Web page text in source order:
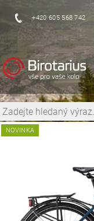
+420 605 568 742
NOVINKA